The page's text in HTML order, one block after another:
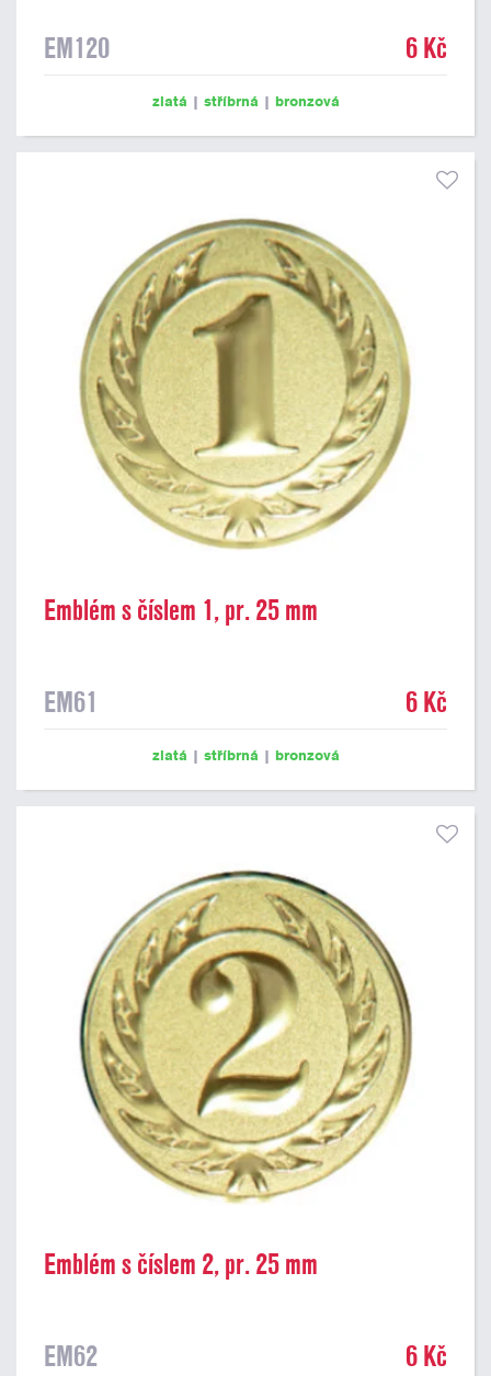
EM120 6 Kč
zlatá | stříbrná | bronzová
Emblém s číslem 1, pr. 25 mm
EM61 6 Kč
zlatá | stříbrná | bronzová
Emblém s číslem 2, pr. 25 mm
EM62 6 Kč